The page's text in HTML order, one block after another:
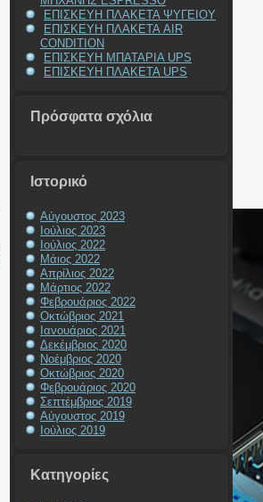
ΕΠΙΣΚΕΥΗ ΠΛΑΚΕΤΑ ΨΥΓΕΙΟΥ
ΕΠΙΣΚΕΥΗ ΠΛΑΚΕΤΑ AIR
CONDITION
ΕΠΙΣΚΕΥΗ ΜΠΑΤΑΡΙΑ UPS
ΕΠΙΣΚΕΥΗ ΠΛΑΚΕΤΑ UPS
Πρόσφατα σχόλια
Ιστορικό
Αύγουστος 2023
Ιούλιος 2023
Ιούλιος 2022
Μάιος 2022
Απρίλιος 2022
Μάρτιος 2022
Φεβρουάριος 2022
Οκτώβριος 2021
Ιανουάριος 2021
Δεκέμβριος 2020
Νοέμβριος 2020
Οκτώβριος 2020
Φεβρουάριος 2020
Σεπτέμβριος 2019
Αύγουστος 2019
Ιούλιος 2019
Kατηγορίες